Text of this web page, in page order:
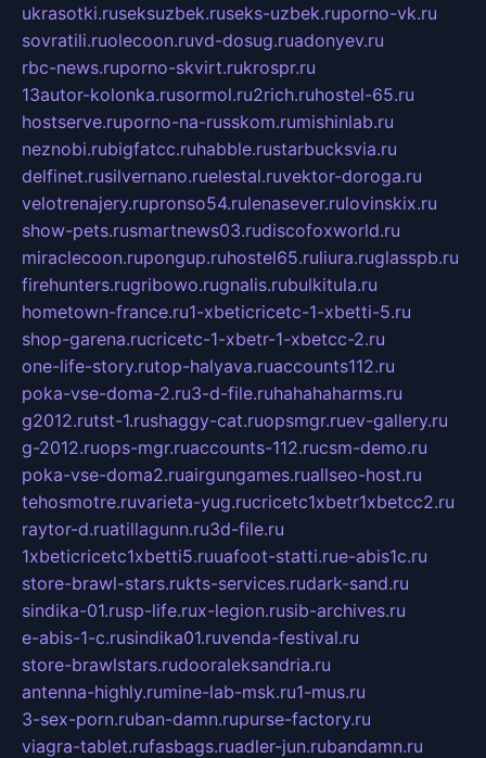
ukrasotki.ruseksuzbek.ruseks-uzbek.ruporno-vk.ru
sovratili.ruolecoon.ruvd-dosug.ruadonyev.ru
rbc-news.ruporno-skvirt.rukrospr.ru
13autor-kolonka.rusormol.ru2rich.ruhostel-65.ru
hostserve.ruporno-na-russkom.rumishinlab.ru
neznobi.rubigfatcc.ruhabble.rustarbucksvia.ru
delfinet.rusilvernano.ruelestal.ruvektor-doroga.ru
velotrenajery.rupronso54.rulenasever.rulovinskix.ru
show-pets.rusmartnews03.rudiscofoxworld.ru
miraclecoon.rupongup.ruhostel65.ruliura.ruglasspb.ru
firehunters.rugribowo.rugnalis.rubulkitula.ru
hometown-france.ru1-xbeticricetc-1-xbetti-5.ru
shop-garena.rucricetc-1-xbetr-1-xbetcc-2.ru
one-life-story.rutop-halyava.ruaccounts112.ru
poka-vse-doma-2.ru3-d-file.ruhahahaharms.ru
g2012.rutst-1.rushaggy-cat.ruopsmgr.ruev-gallery.ru
g-2012.ruops-mgr.ruaccounts-112.rucsm-demo.ru
poka-vse-doma2.ruairgungames.ruallseo-host.ru
tehosmotre.ruvarieta-yug.rucricetc1xbetr1xbetcc2.ru
raytor-d.ruatillagunn.ru3d-file.ru
1xbeticricetc1xbetti5.ruuafoot-statti.rue-abis1c.ru
store-brawl-stars.rukts-services.rudark-sand.ru
sindika-01.rusp-life.rux-legion.rusib-archives.ru
e-abis-1-c.rusindika01.ruvenda-festival.ru
store-brawlstars.rudooraleksandria.ru
antenna-highly.rumine-lab-msk.ru1-mus.ru
3-sex-porn.ruban-damn.rupurse-factory.ru
viagra-tablet.rufasbags.ruadler-jun.rubandamn.ru